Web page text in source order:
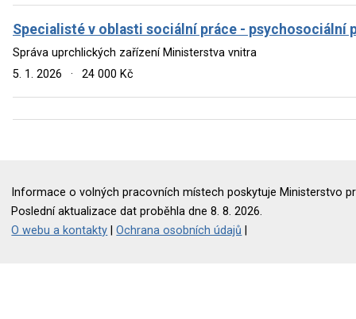
Specialisté v oblasti sociální práce - psychosociální
Správa uprchlických zařízení Ministerstva vnitra
5. 1. 2026
· 24 000 Kč
Informace o volných pracovních místech poskytuje Ministerstvo
Poslední aktualizace dat proběhla dne 8. 8. 2026.
O webu a kontakty |Ochrana osobních údajů